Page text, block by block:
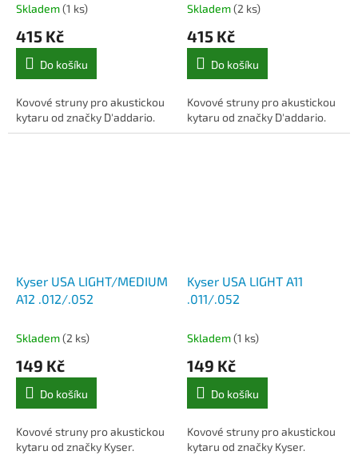
Skladem(1 ks)
415 Kč
Do košíku
Kovové struny pro akustickou
kytaru od značky D'addario.
Skladem(2 ks)
415 Kč
Do košíku
Kovové struny pro akustickou
kytaru od značky D'addario.
Kyser USA LIGHT/MEDIUM
A12 .012/.052
Skladem(2 ks)
149 Kč
Do košíku
Kovové struny pro akustickou
kytaru od značky Kyser.
Kyser USA LIGHT A11
.011/.052
Skladem(1 ks)
149 Kč
Do košíku
Kovové struny pro akustickou
kytaru od značky Kyser.